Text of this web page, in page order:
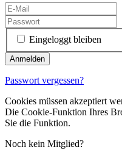
Eingeloggt bleiben
Passwort vergessen?
Cookies müssen akzeptiert
Die Cookie-Funktion Ihres
Sie die Funktion.
Noch kein Mitglied?